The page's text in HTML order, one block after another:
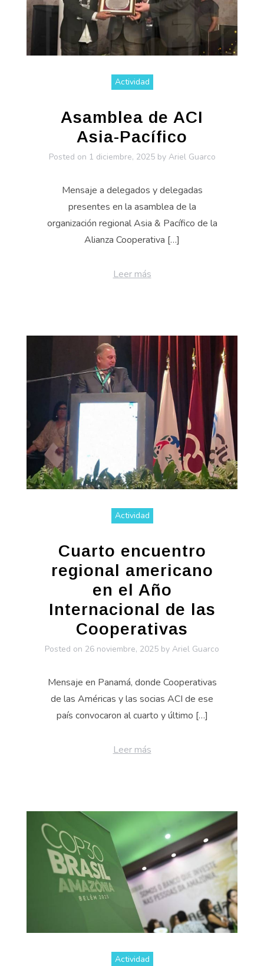
Actividad
Asamblea de ACI
Asia-Pacífico
Posted on 1 diciembre, 2025by Ariel Guarco
Mensaje a delegados y delegadas
presentes en la asamblea de la
organización regional Asia & Pacífico de la
Alianza Cooperativa […]
Leer más
Actividad
Cuarto encuentro
regional americano
en el Año
Internacional de las
Cooperativas
Posted on 26 noviembre, 2025 by Ariel Guarco
Mensaje en Panamá, donde Cooperativas
de las Américas y las socias ACI de ese
país convocaron al cuarto y último […]
Leer más
Actividad